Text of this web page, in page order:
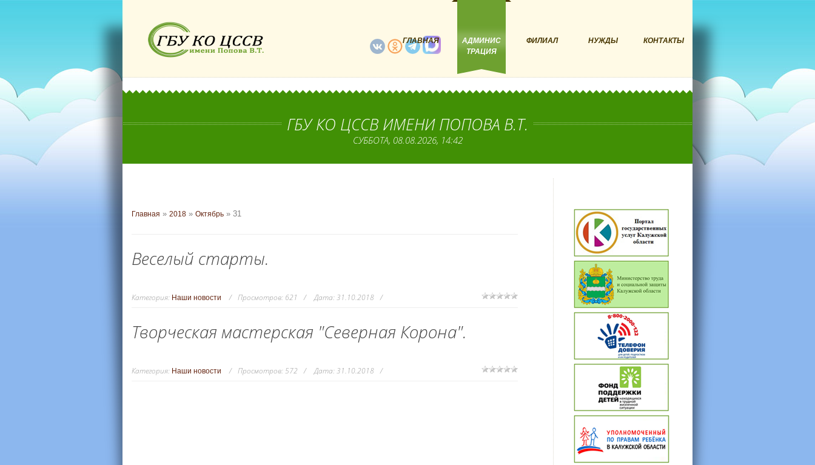
ГЛАВНАЯ
АДМИНИС
ТРАЦИЯ
ФИЛИАЛ НУЖДЫ КОНТАКТЫ
ГБУ КО ЦССВ ИМЕНИ ПОПОВА В.Т.
СУББОТА, 08.08.2026, 14:42
Главная » 2018 » Октябрь » 31
Веселый старты.
Категория: Наши новости Просмотров: 621 Дата:31.10.2018
Творческая мастерская "Северная Корона".
Категория: Наши новости Просмотров:572 Дата:31.10.2018